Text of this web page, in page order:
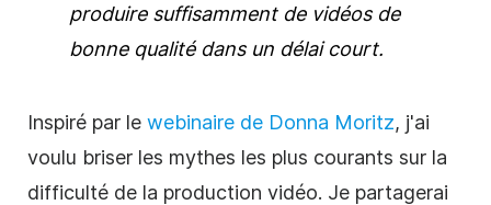
produire suffisamment de vidéos de
bonne qualité dans un délai court.
Inspiré par le webinaire de Donna Moritz, j'ai
voulu briser les mythes les plus courants sur la
difficulté de la production vidéo. Je partagerai